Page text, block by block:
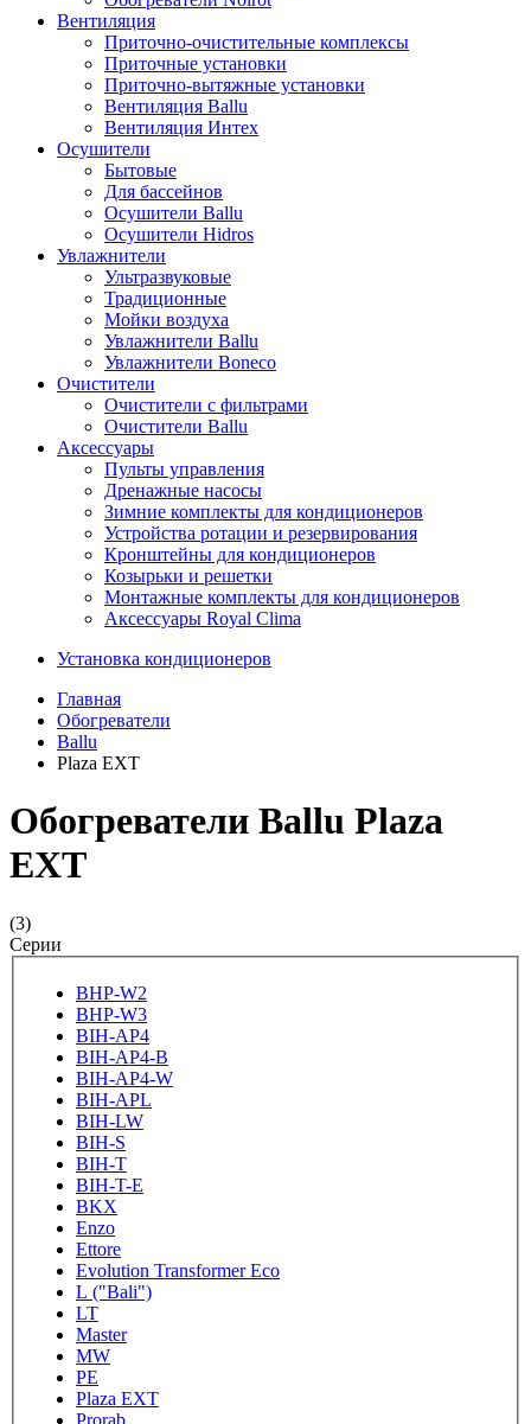
Вентиляция
Приточно-очистительные комплексы
Приточные установки
Приточно-вытяжные установки
Вентиляция Ballu
Вентиляция Интех
Осушители
Бытовые
Для бассейнов
Осушители Ballu
Осушители Hidros
Увлажнители
Ультразвуковые
Традиционные
Мойки воздуха
Увлажнители Ballu
Увлажнители Boneco
Очистители
Очистители с фильтрами
Очистители Ballu
Аксессуары
Пульты управления
Дренажные насосы
Зимние комплекты для кондиционеров
Устройства ротации и резервирования
Кронштейны для кондиционеров
Козырьки и решетки
Монтажные комплекты для кондиционеров
Аксессуары Royal Clima
Установка кондиционеров
Главная
Обогреватели
Ballu
Plaza EXT
Обогреватели Ballu Plaza
EXT
(3)
Серии
BHP-W2
BHP-W3
BIH-AP4
BIH-AP4-B
BIH-AP4-W
BIH-APL
BIH-LW
BIH-S
BIH-T
BIH-T-E
BKX
Enzo
Ettore
Evolution Transformer Eco
L ("Bali")
LT
Master
MW
PE
Plaza EXT